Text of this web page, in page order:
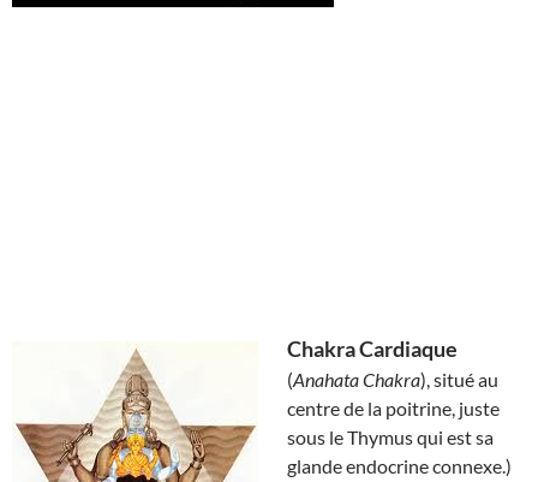
Chakra Cardiaque
(Anahata Chakra), situé au
centre de la poitrine, juste
sous le Thymus qui est sa
glande endocrine connexe.)